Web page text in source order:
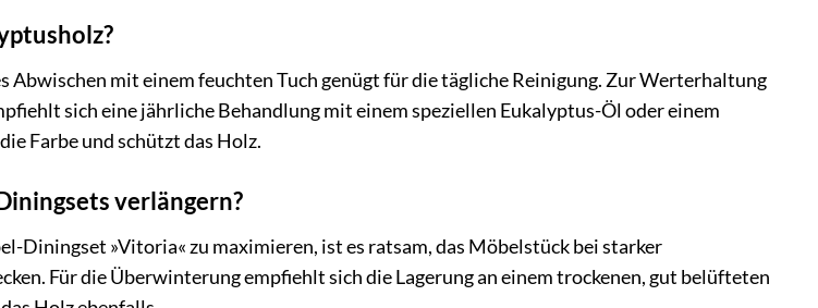
Abwischen mit einem feuchten Tuch genügt für die tägliche Reinigung. Zur Werterhaltung
sich eine jährliche Behandlung mit einem speziellen Eukalyptus-Öl oder einem
Farbe und schützt das Holz.
verlängern?
Diningset »Vitoria« zu maximieren, ist es ratsam, das Möbelstück bei starker
Für die Überwinterung empfiehlt sich die Lagerung an einem trockenen, gut belüfteten